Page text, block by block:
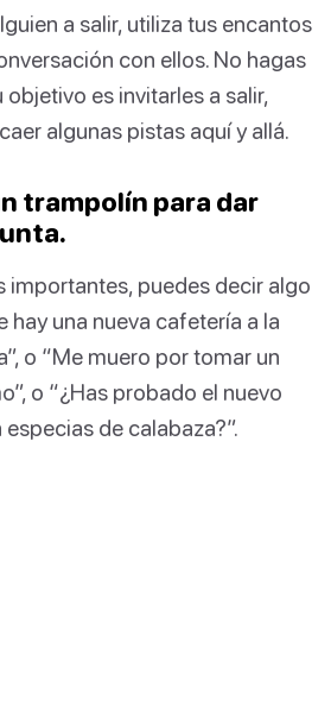
a salir, utiliza tus encantos
con ellos. No hagas
es invitarles a salir,
algunas pistas aquí y allá.
trampolín para dar
importantes, puedes decir algo
hay una nueva cafetería a la
o “Me muero por tomar un
o “¿Has probado el nuevo
de calabaza?”.